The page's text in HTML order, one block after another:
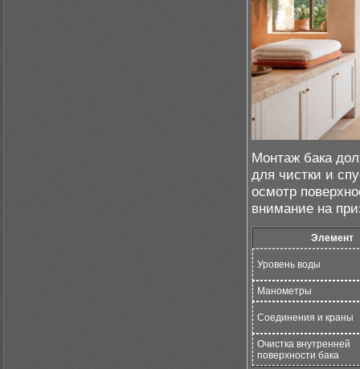
Монтаж бака
для чистки и
осмотр
внимание на
Элемент
Уровень воды
Манометры
Соединения и краны
Очистка внутренней
поверхности бака